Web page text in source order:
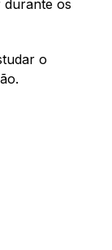
durante os
o